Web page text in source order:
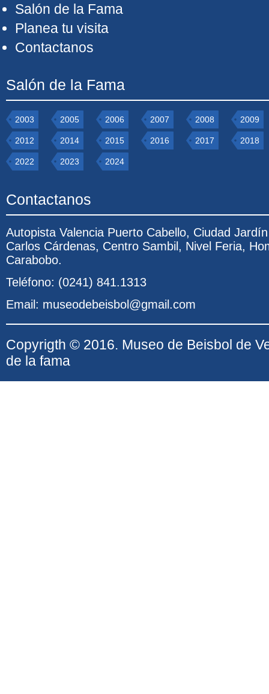
Salón de la Fama
Planea tu visita
Contactanos
Salón de la Fama
2003 2005 2006 2007 2008 2009
2012 2014 2015 2016 2017 2018
2022 2023 2024
Contactanos
Autopista Valencia Puerto Cabello, Ciudad
Carlos Cárdenas, Centro Sambil, Nivel Feria,
Carabobo.
Teléfono: (0241) 841.1313
Email: museodebeisbol@gmail.com
Copyrigth © 2016. Museo de Beisbol de
de la fama